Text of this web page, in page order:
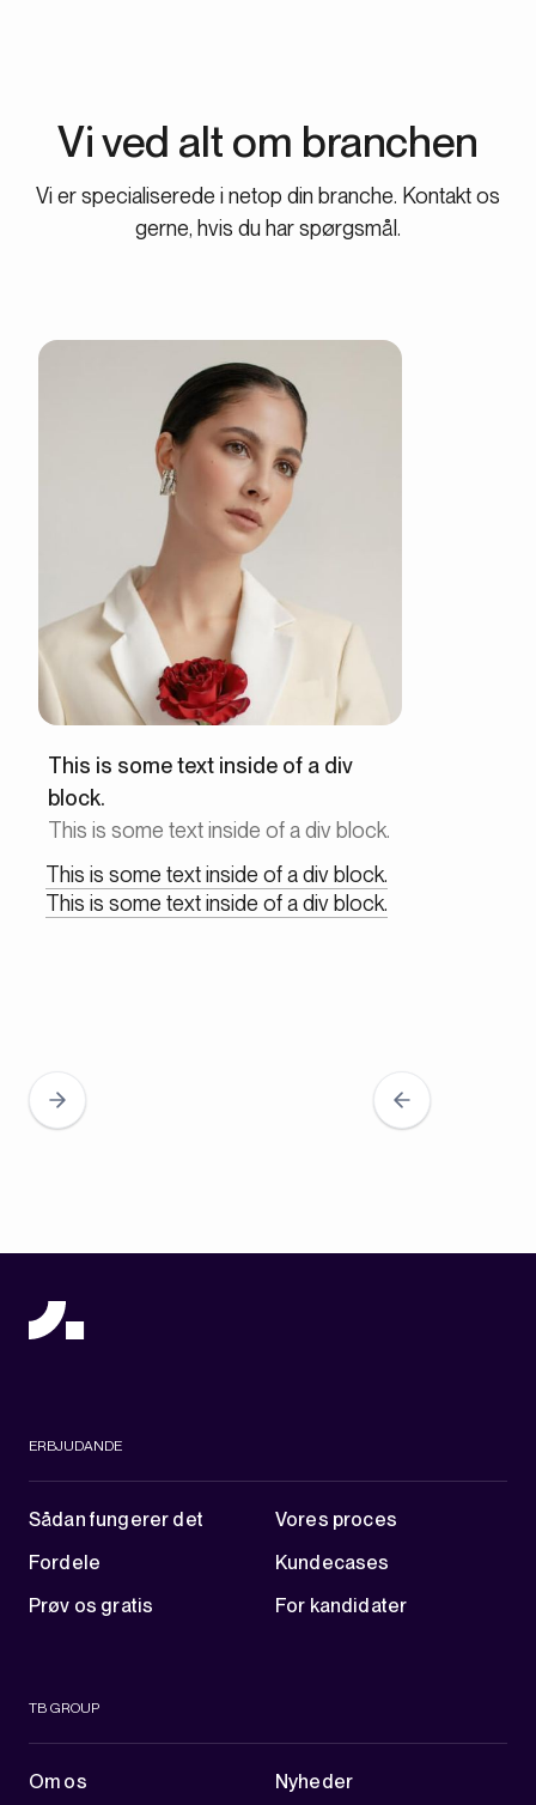
Vi ved alt om branchen
Vi er specialiserede i netop din branche. Kontakt os
gerne, hvis du har spørgsmål.
This is some text inside of a div
block.
This is some text inside of a div block.
This is some text inside of a div block.
This is some text inside of a div block.
ERBJUDANDE
Sådan fungerer det
Vores proces
Fordele
Kundecases
Prøv os gratis
For kandidater
TB GROUP
Om os
Nyheder